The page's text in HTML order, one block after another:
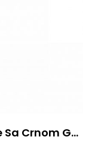
SURF Metalni Istiskivač Vode Sa Crnom Gumom 55cm